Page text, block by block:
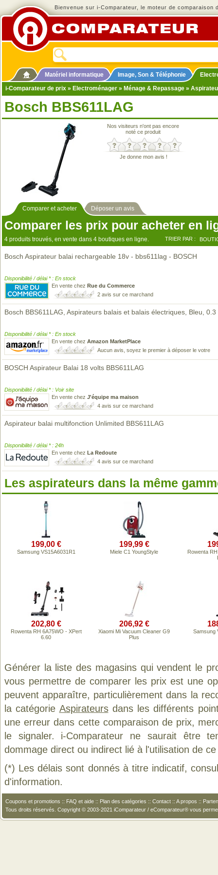
Bienvenue sur i-Comparateur, le moteur de comparaison
Matériel informatique Image, Son & Téléphonie
i-Comparateur de prix » Electroménager » Ménage & Repassage »
Bosch BBS611LAG
Nos visiteurs n'ont pas encore
noté ce produit
Je donne mon avis !
Comparer et acheter Déposer un avis
Comparer les prix pour acheter en
4 produits trouvés, en vente dans 4 boutiques en ligne. TRIER PAR :
Bosch Aspirateur balai rechargeable 18v - bbs611lag - BOSCH
Disponibilité / délai * : En stock
En vente chez Rue du Commerce
2 avis sur ce marchand
Bosch BBS611LAG, Aspirateurs balais et balais électriques, Bleu, 0.3
Disponibilité / délai * : En stock
En vente chez Amazon MarketPlace
Aucun avis, soyez le premier à déposer le votre
BOSCH Aspirateur Balai 18 volts BBS611LAG
Disponibilité / délai * : Voir site
En vente chez J'équipe ma maison
4 avis sur ce marchand
Aspirateur balai multifonction Unlimited BBS611LAG
Disponibilité / délai * : 24h
En vente chez La Redoute
4 avis sur ce marchand
Les aspirateurs dans la même
199,00 €
Samsung VS15A6031R1
199,99 €
Miele C1 YoungStyle
Rowenta
202,80 €
Rowenta RH 6A75WO - XPert
6.60
206,92 €
Xiaomi Mi Vacuum Cleaner G9
Plus
Samsung
Générer la liste des magasins qui vendent le
vous permettre de comparer les prix est une
peuvent apparaître, particulièrement dans la
la catégorie Aspirateursdans les différents
une erreur dans cette comparaison de prix,
le signaler. i-Comparateur ne saurait être
dommage direct ou indirect lié à l'utilisation de
(*) Les délais sont donnés à titre indicatif,
d'information.
Coupons et promotions :: FAQ et aide :: Plan des catégories :: Contact :: A propos ::
Tous droits réservés. Copyright © 2003-2021 iComparateur / eComparateur® vous